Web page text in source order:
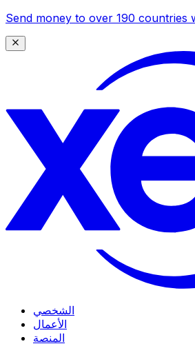
Send money to over 190 countries
الشخصي
الأعمال
المنصة